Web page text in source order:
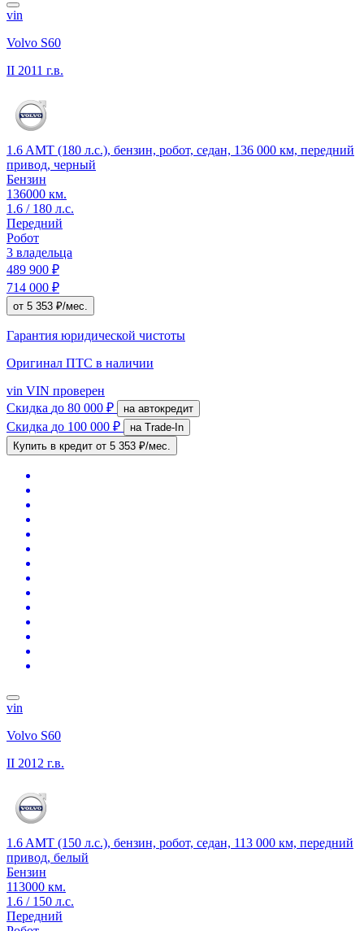
vin
Volvo S60
II 2011 г.в.
1.6 AMT (180 л.с.), бензин, робот, седан, 136 000 км, передний
привод, черный
Бензин
136000 км.
1.6 / 180 л.с.
Передний
Робот
3 владельца
489 900 ₽
714 000 ₽
от 5 353 ₽/мес.
Гарантия юридической чистоты
Оригинал ПТС в наличии
vin VIN проверен
Скидка до 80 000 ₽ на автокредит
Скидка до 100 000 ₽
на Trade-In
Купить в кредит от 5 353 ₽/мес.
vin
Volvo S60
II 2012 г.в.
1.6 AMT (150 л.с.), бензин, робот, седан, 113 000 км, передний
привод, белый
Бензин
113000 км.
1.6 / 150 л.с.
Передний